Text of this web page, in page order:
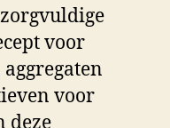
voor
voor
deze